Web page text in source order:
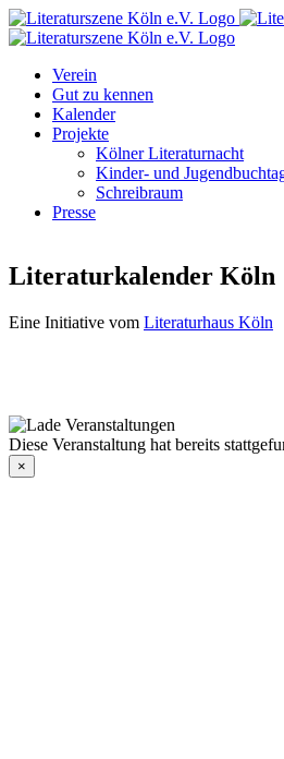
Zum
Inhalt
Facebook
Instagram
E-
Mail
Verein
Gut zu kennen
Kalender
Projekte
Kölner Literaturnacht
Kinder- und
Schreibraum
Presse
Literaturkalender Köln
Eine Initiative vom Literaturhaus Köln
Diese Veranstaltung hat bereits
×